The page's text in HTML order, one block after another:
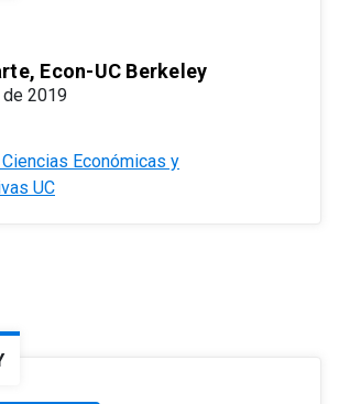
Econ-UC Berkeley
2019
Económicas y
UC